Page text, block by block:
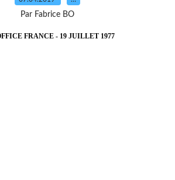
Par Fabrice BO
FRANCE - 19 JUILLET 1977